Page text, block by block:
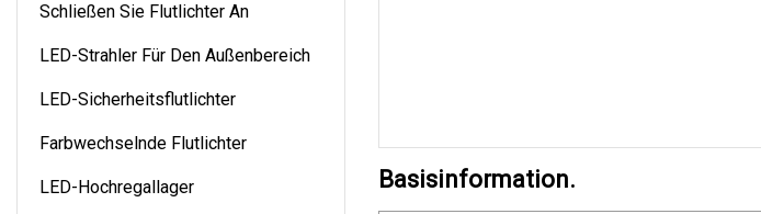
Schließen Sie Flutlichter An
LED-Strahler Für Den Außenbereich
LED-Sicherheitsflutlichter
Farbwechselnde Flutlichter
LED-Hochregallager Basisinformation.